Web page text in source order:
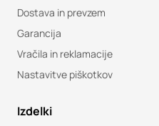
Dostava in prevzem
Garancija
Vračila in reklamacije
Nastavitve piškotkov
Izdelki